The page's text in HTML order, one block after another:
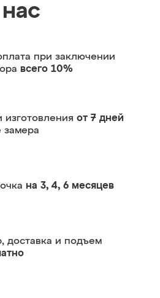
при заключении
всего 10%
изготовления от 7 дней
замера
на 3, 4, 6 месяцев
доставка и подъем